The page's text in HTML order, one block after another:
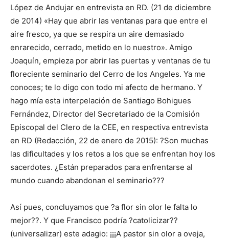
López de Andujar en entrevista en RD. (21 de diciembre
de 2014) «Hay que abrir las ventanas para que entre el
aire fresco, ya que se respira un aire demasiado
enrarecido, cerrado, metido en lo nuestro». Amigo
Joaquín, empieza por abrir las puertas y ventanas de tu
floreciente seminario del Cerro de los Angeles. Ya me
conoces; te lo digo con todo mi afecto de hermano. Y
hago mía esta interpelación de Santiago Bohigues
Fernández, Director del Secretariado de la Comisión
Episcopal del Clero de la CEE, en respectiva entrevista
en RD (Redacción, 22 de enero de 2015): ?Son muchas
las dificultades y los retos a los que se enfrentan hoy los
sacerdotes. ¿Están preparados para enfrentarse al
mundo cuando abandonan el seminario???
Así pues, concluyamos que ?a flor sin olor le falta lo
mejor??. Y que Francisco podría ?catolicizar??
(universalizar) este adagio: ¡¡¡A pastor sin olor a oveja,